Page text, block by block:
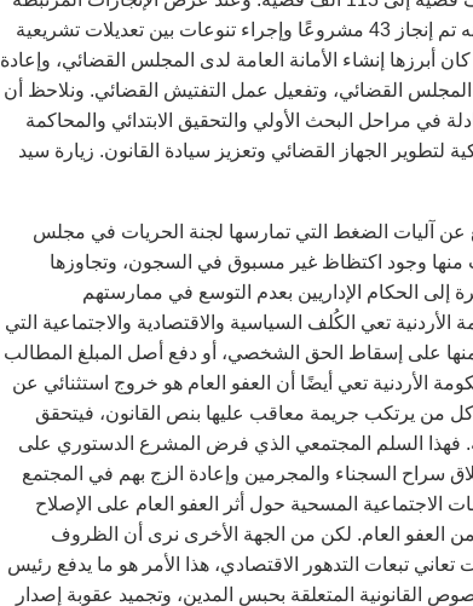
بتوصيات اللجنة الملكية لتطوير الجهاز القضائي وتعزيز سيادة القانون، نلاحظ أنه تم إنجاز 43 مشروعًا وإجراء تنوعات بين تعديلات تشريعية
أبرزها إنشاء الأمانة العامة لدى المجلس القضائي، وإعادة
القضائي، وتفعيل عمل التفتيش القضائي. ونلاحظ أن
في مراحل البحث الأولي والتحقيق الابتدائي والمحاكمة
لتطوير الجهاز القضائي وتعزيز سيادة القانون. زيارة سيد
عن آليات الضغط التي تمارسها لجنة الحريات في مجلس
منها وجود اكتظاظ غير مسبوق في السجون، وتجاوزها
إلى الحكام الإداريين بعدم التوسع في ممارستهم
الأردنية تعي الكُلف السياسية والاقتصادية والاجتماعية التي
على إسقاط الحق الشخصي، أو دفع أصل المبلغ المطالب
الأردنية تعي أيضًا أن العفو العام هو خروج استثنائي عن
من يرتكب جريمة معاقب عليها بنص القانون، فيتحقق
فهذا السلم المجتمعي الذي فرض المشرع الدستوري على
سراح السجناء والمجرمين وإعادة الزج بهم في المجتمع
المسحية حول أثر العفو العام على الإصلاح
العفو العام. لكن من الجهة الأخرى نرى أن الظروف
تعاني تبعات التدهور الاقتصادي، هذا الأمر هو ما يدفع رئيس
رقم (28)، الخاص بوقف سريان النصوص القانونية المتعلقة بحبس المدين، وتجميد عقوبة إصدار